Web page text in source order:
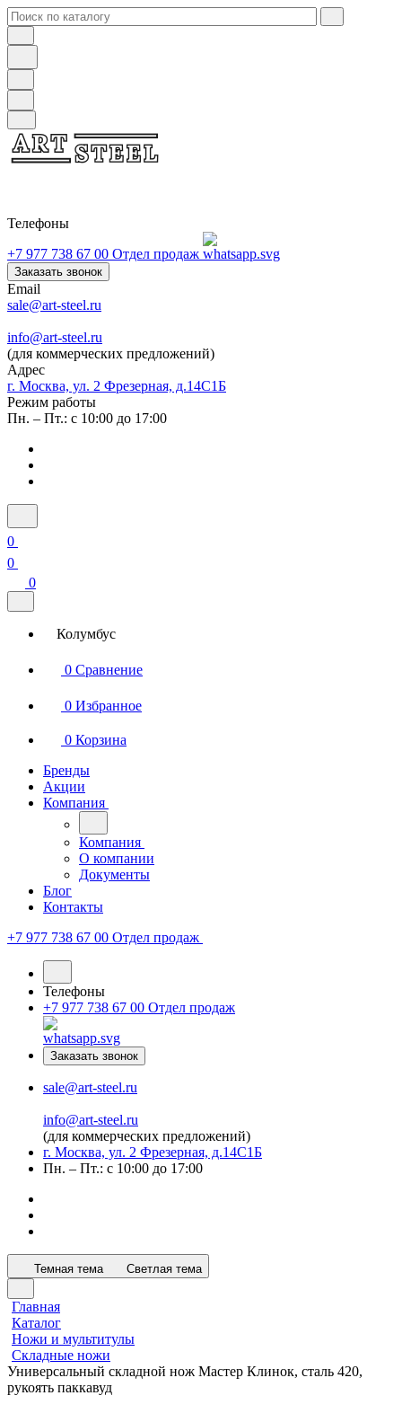
Телефоны
+7 977 738 67 00 Отдел продаж
Заказать звонок
Email
sale@art-steel.ru
info@art-steel.ru
(для коммерческих предложений)
Адрес
г. Москва, ул. 2 Фрезерная, д.14С1Б
Режим работы
Пн. – Пт.: с 10:00 до 17:00
0
0
0
Колумбус
0 Сравнение
0 Избранное
0 Корзина
Бренды
Акции
Компания
Компания
О компании
Документы
Блог
Контакты
+7 977 738 67 00 Отдел продаж
Телефоны
+7 977 738 67 00 Отдел продаж
Заказать звонок
sale@art-steel.ru
info@art-steel.ru
(для коммерческих предложений)
г. Москва, ул. 2 Фрезерная, д.14С1Б
Пн. – Пт.: с 10:00 до 17:00
Темная тема Светлая тема
Главная
Каталог
Ножи и мультитулы
Складные ножи
Универсальный складной нож Мастер Клинок, сталь 420,
рукоять паккавуд